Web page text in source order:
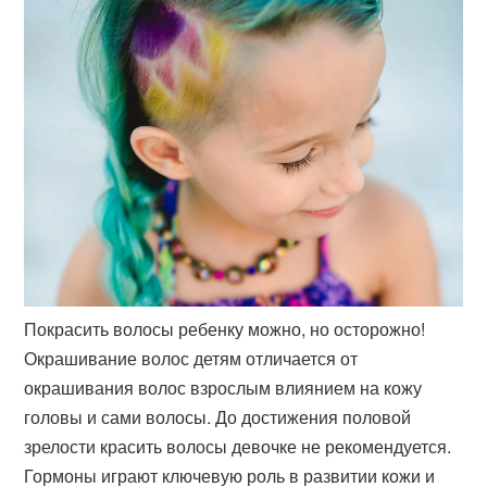
Покрасить волосы ребенку можно, но осторожно!
Окрашивание волос детям отличается от
окрашивания волос взрослым влиянием на кожу
головы и сами волосы. До достижения половой
зрелости красить волосы девочке не рекомендуется.
Гормоны играют ключевую роль в развитии кожи и